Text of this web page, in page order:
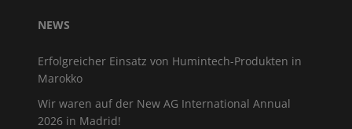
NEWS
Erfolgreicher Einsatz von Humintech-Produkten in
Marokko
Wir waren auf der New AG International Annual
2026 in Madrid!